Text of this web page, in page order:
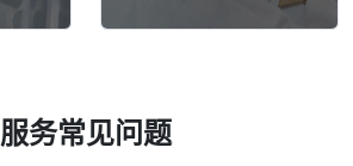
服务常见问题